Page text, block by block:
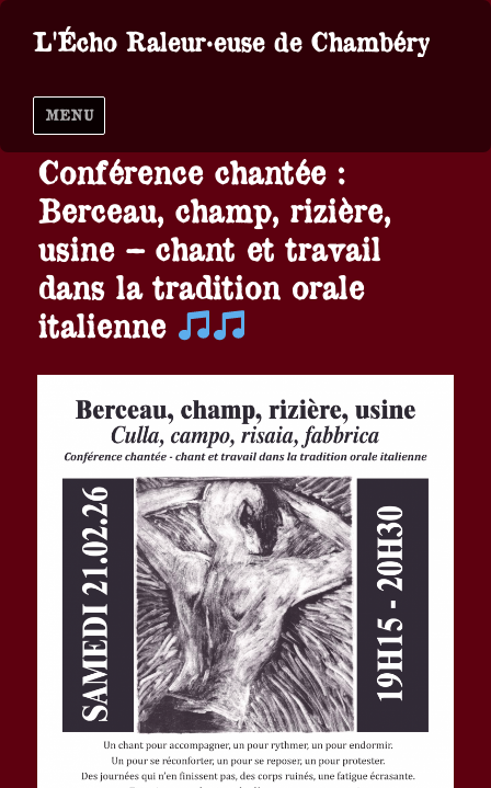
L'Écho Raleur·euse de Chambéry
MENU
Conférence chantée :
Berceau, champ, rizière,
usine – chant et travail
dans la tradition orale
italienne